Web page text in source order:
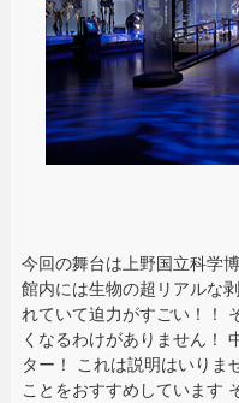
今回の舞台は上野国立科学
館内には生物の超リアルな
れていて迫力がすごい！！
くなるわけがありません！
ター！ これは説明はいりま
ことをおすすめしています